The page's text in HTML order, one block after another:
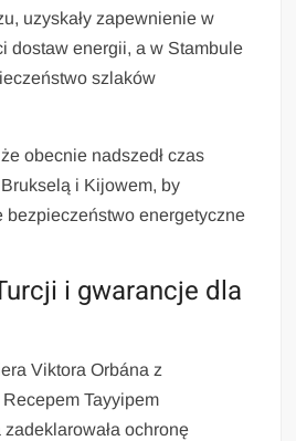
uzyskały zapewnienie w
dostaw energii, a w Stambule
szlaków
obecnie nadszedł czas
i Kijowem, by
bezpieczeństwo energetyczne
i gwarancje dla
Viktora Orbána z
Tayyipem
ochronę